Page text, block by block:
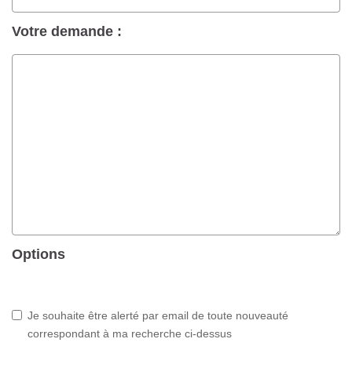
Votre demande :
Options
Je souhaite être alerté par email de toute nouveauté
correspondant à ma recherche ci-dessus